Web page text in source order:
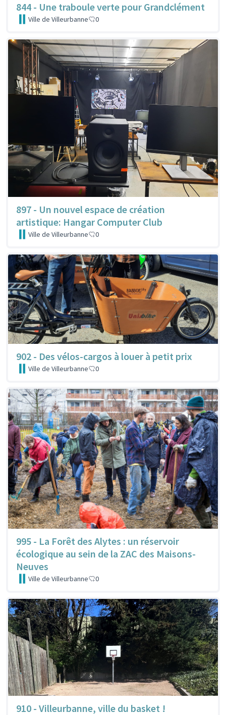
844 - Une traboule verte pour Grandclément
Ville de Villeurbanne 0
897 - Un nouvel espace de création
artistique: Hangar Computer Club
Ville de Villeurbanne 0
902 - Des vélos-cargos à louer à petit prix
Ville de Villeurbanne 0
995 - La Forêt des Alytes : un réservoir
écologique au sein de la ZAC des Maisons-
Neuves
Ville de Villeurbanne 0
910 - Villeurbanne, ville du basket !